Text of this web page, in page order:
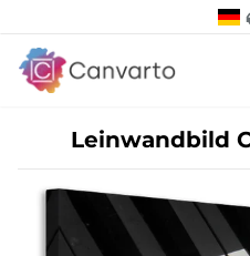
Leinwandbild